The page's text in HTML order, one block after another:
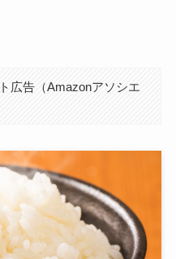
広告（Amazonアソシエ